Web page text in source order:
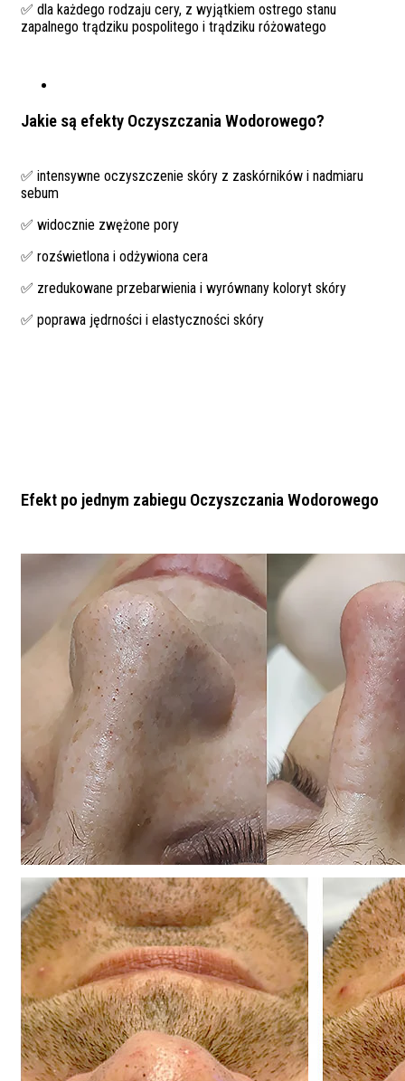
✅ dla każdego rodzaju cery, z wyjątkiem ostrego stanu
zapalnego trądziku pospolitego i trądziku różowatego
Jakie są efekty Oczyszczania Wodorowego?
✅ intensywne oczyszczenie skóry z zaskórników i nadmiaru
sebum
✅ widocznie zwężone pory
✅ rozświetlona i odżywiona cera
✅ zredukowane przebarwienia i wyrównany koloryt skóry
✅ poprawa jędrności i elastyczności skóry
Efekt po jednym zabiegu Oczyszczania Wodorowego